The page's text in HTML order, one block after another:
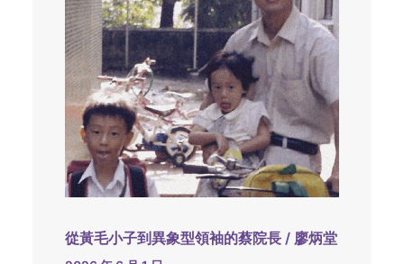
從黃毛小子到異象型領袖的蔡院長 / 廖炳堂